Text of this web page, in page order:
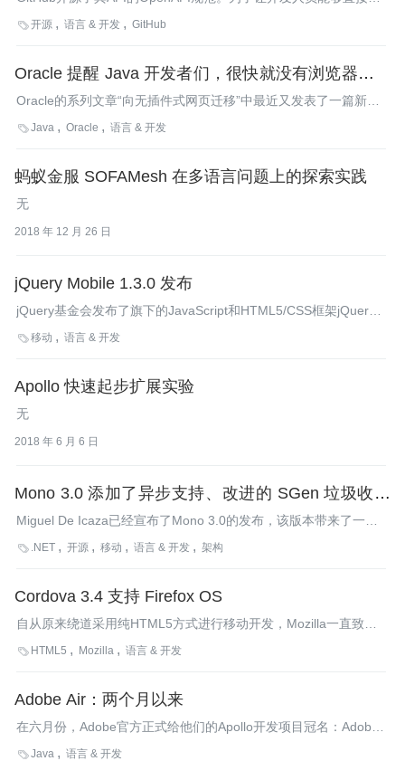
现API功能，GitHub的OpenAPI支持通过编程的方式创建模拟服务
开源 语言 & 开发 GitHub
Oracle 提醒 Java 开发者们，很快就没有浏览器可以
运行 Applets 了
Oracle的系列文章“向无插件式网页迁移”中最近又发表了一篇新
的，建议那些还在产品代码中使用Java applets的开发者尽快寻找
Java Oracle 语言 & 开发
蚂蚁金服 SOFAMesh 在多语言问题上的探索实践
无
2018 年 12 月 26 日
jQuery Mobile 1.3.0 发布
jQuery基金会发布了旗下的JavaScript和HTML5/CSS框架jQuery
Mobile 1.3.0。更新主要集中在响应式的web设计并新增了多个移
移动 语言 & 开发
Apollo 快速起步扩展实验
无
2018 年 6 月 6 日
Mono 3.0 添加了异步支持、改进的 SGen 垃圾收集
器及其他特性
Miguel De Icaza已经宣布了Mono 3.0的发布，该版本带来了一些
改进，如异步支持、更好的SGen垃圾收集器、改进的Eval API以
 .NET 开源 移动 语言 & 开发 架构
Cordova 3.4 支持 Firefox OS
自从原来绕道采用纯HTML5方式进行移动开发，Mozilla一直致力
于向Cordova添加Firefox OS支持，这在最近的Cordova 3.4.0中已
 HTML5 Mozilla 语言 & 开发
Adobe Air：两个月以来
在六月份，Adobe官方正式给他们的Apollo开发项目冠名：Adobe
AIR （Adobe集成运行时），并且发布了一个新的beta版。InfoQ
Java 语言 & 开发